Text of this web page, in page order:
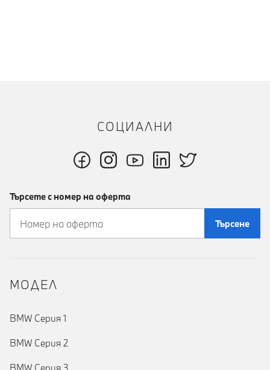
СОЦИАЛНИ
Търсете с номер на оферта
Търсене
MOДЕЛ
BMW Серия 1
BMW Серия 2
BMW Серия 3